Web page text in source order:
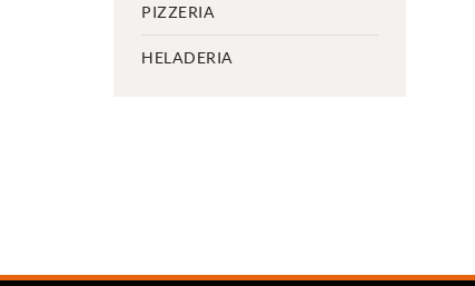
PIZZERIA
HELADERIA